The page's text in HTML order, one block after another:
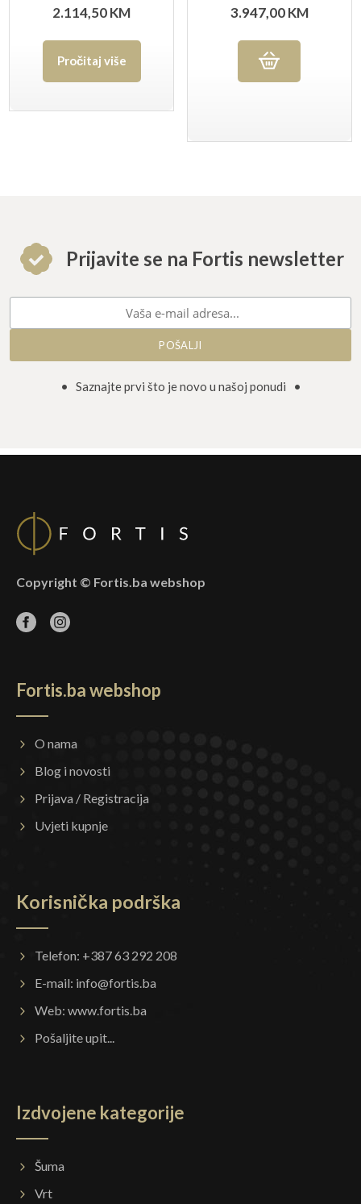
2.114,50KM
Pročitaj više
3.947,00KM
Prijavite se na Fortis newsletter
• Saznajte prvi što je novo u našoj ponudi •
Copyright © Fortis.ba webshop
Fortis.ba webshop
O nama
Blog i novosti
Prijava / Registracija
Uvjeti kupnje
Korisnička podrška
Telefon: +387 63 292 208
E-mail: info@fortis.ba
Web: www.fortis.ba
Pošaljite upit...
Izdvojene kategorije
Šuma
Vrt